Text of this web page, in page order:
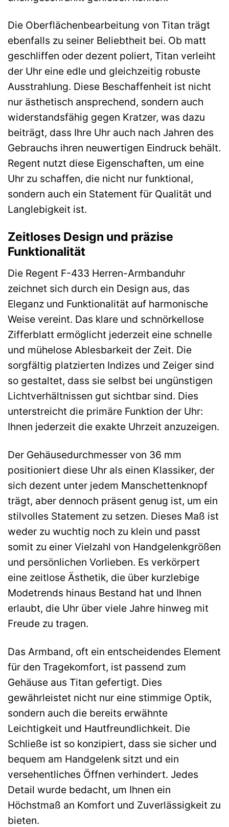
Die Oberflächenbearbeitung von Titan trägt
ebenfalls zu seiner Beliebtheit bei. Ob matt
geschliffen oder dezent poliert, Titan verleiht
der Uhr eine edle und gleichzeitig robuste
Ausstrahlung. Diese Beschaffenheit ist nicht
nur ästhetisch ansprechend, sondern auch
widerstandsfähig gegen Kratzer, was dazu
beiträgt, dass Ihre Uhr auch nach Jahren des
Gebrauchs ihren neuwertigen Eindruck behält.
Regent nutzt diese Eigenschaften, um eine
Uhr zu schaffen, die nicht nur funktional,
sondern auch ein Statement für Qualität und
Langlebigkeit ist.
Zeitloses Design und präzise
Funktionalität
Die Regent F-433 Herren-Armbanduhr
zeichnet sich durch ein Design aus, das
Eleganz und Funktionalität auf harmonische
Weise vereint. Das klare und schnörkellose
Zifferblatt ermöglicht jederzeit eine schnelle
und mühelose Ablesbarkeit der Zeit. Die
sorgfältig platzierten Indizes und Zeiger sind
so gestaltet, dass sie selbst bei ungünstigen
Lichtverhältnissen gut sichtbar sind. Dies
unterstreicht die primäre Funktion der Uhr:
Ihnen jederzeit die exakte Uhrzeit anzuzeigen.
Der Gehäusedurchmesser von 36 mm
positioniert diese Uhr als einen Klassiker, der
sich dezent unter jedem Manschettenknopf
trägt, aber dennoch präsent genug ist, um ein
stilvolles Statement zu setzen. Dieses Maß ist
weder zu wuchtig noch zu klein und passt
somit zu einer Vielzahl von Handgelenkgrößen
und persönlichen Vorlieben. Es verkörpert
eine zeitlose Ästhetik, die über kurzlebige
Modetrends hinaus Bestand hat und Ihnen
erlaubt, die Uhr über viele Jahre hinweg mit
Freude zu tragen.
Das Armband, oft ein entscheidendes Element
für den Tragekomfort, ist passend zum
Gehäuse aus Titan gefertigt. Dies
gewährleistet nicht nur eine stimmige Optik,
sondern auch die bereits erwähnte
Leichtigkeit und Hautfreundlichkeit. Die
Schließe ist so konzipiert, dass sie sicher und
bequem am Handgelenk sitzt und ein
versehentliches Öffnen verhindert. Jedes
Detail wurde bedacht, um Ihnen ein
Höchstmaß an Komfort und Zuverlässigkeit zu
bieten.